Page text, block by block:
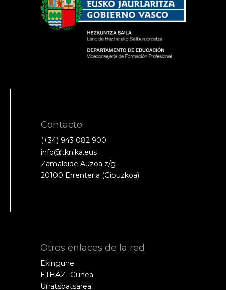
Contacto
(+34) 943 082 900
info@tknika.eus
Zamalbide Auzoa z/g
20100 Errenteria (Gipuzkoa)
Otros enlaces de la red
Ekingune
ETHAZI Gunea
Urratsbatsarea